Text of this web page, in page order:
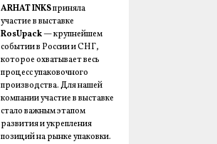
ARHAT INKSприняла
участие в выставке
RosUpack— крупнейшем
событии в России и СНГ,
которое охватывает весь
процесс упаковочного
производства. Для нашей
компании участие в выставке
стало важным этапом
развития и укрепления
позиций на рынке упаковки.